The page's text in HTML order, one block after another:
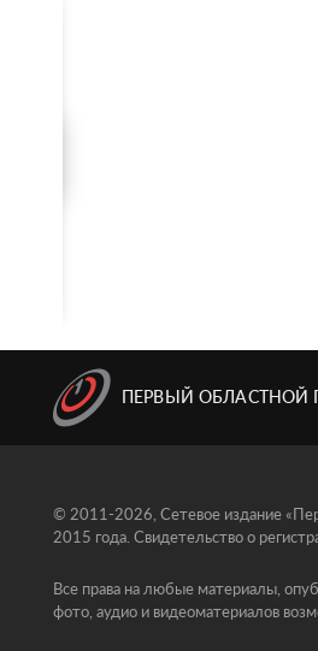
ПЕРВЫЙ ОБЛАСТНОЙ
© 2011-2026, Сетевое издание
2015 года. Свидетельство о
Все права на любые материалы,
фото, аудио и видеоматериалов